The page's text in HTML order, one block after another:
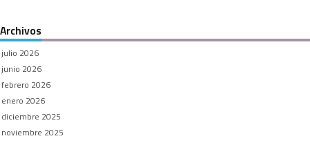
Archivos
julio 2026
junio 2026
febrero 2026
enero 2026
diciembre 2025
noviembre 2025